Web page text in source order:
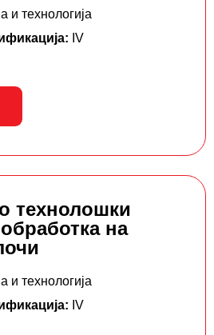
и технологија
IV
технолошки
на
и технологија
IV